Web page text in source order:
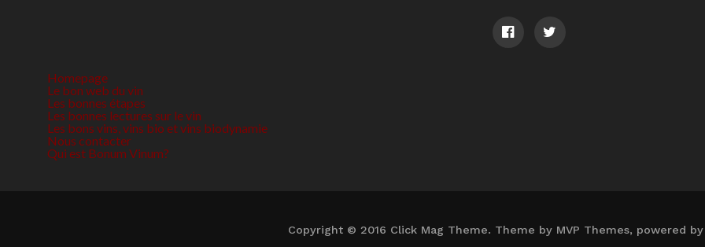
Homepage
Le bon web du vin
Les bonnes étapes
Les bonnes lectures sur le vin
Les bons vins, vins bio et vins biodynamie
Nous contacter
Qui est Bonum Vinum?
Copyright © 2016 Click Mag Theme. Theme by MVP Themes, powered by